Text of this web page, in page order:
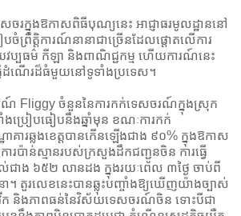
ចរក្នុងឱកាសពិធីបុណ្យនេះ អាជ្ញាធរមូលដ្ឋាននៅ
ចំព្រឹត្តិការណ៍នានាជាច្រើនដែលផ្តោតលើការ
ប្បធម៌ កីឡា និងពាណិជ្ជកម្ម ហើយការណ៍នេះ
វើដំណើរដ៏ធំមួយនៅទូទាំងប្រទេស។
ណ៍ Fliggy ចំនួននៃការកក់ទេសចរណ៍ក្នុងស្រុក
ាំង​ប្រៀបធៀបនឹងឆ្នាំមុន ខណៈការកក់
ារឆ្លងខេត្តបានកើនឡើងជាង ៩០% ក្នុងឱកាស
ប៉ាន់ស្មានរបស់ក្រសួងដឹកជញ្ជូនចិន ការធ្វើ
ាង ៦៥២ លានដង ក្នុងរយៈពេល ៣ថ្ងៃ ចាប់ពី
។ តួរលេខនេះបានឆ្លុះបញ្ចាំងឱ្យឃើញយ៉ាងច្បាស់
ក និងភាពធន់នៃវិស័យទេសចរណ៍ចិន ទោះបីជា